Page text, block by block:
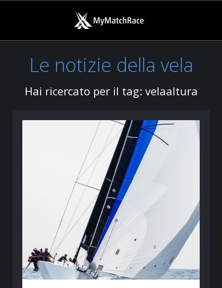
Le notizie della vela
Hai ricercato per il tag: velaaltura